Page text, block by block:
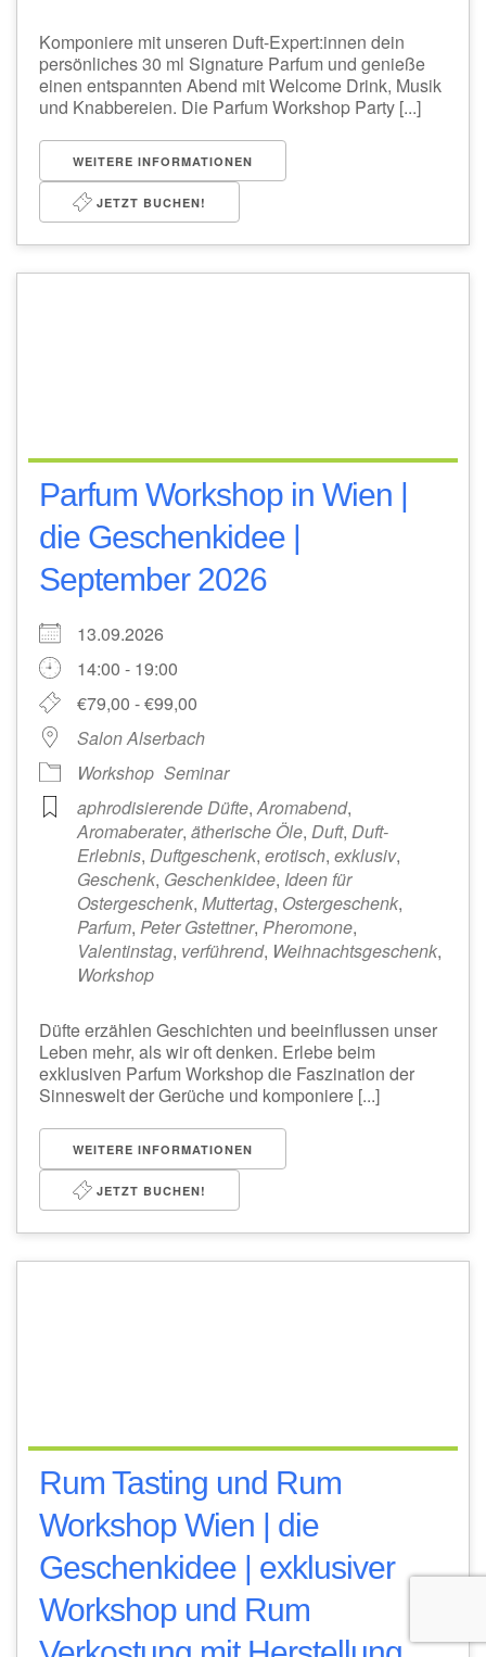
Komponiere mit unseren Duft-Expert:innen dein
persönliches 30 ml Signature Parfum und genieße
einen entspannten Abend mit Welcome Drink, Musik
und Knabbereien. Die Parfum Workshop Party [...]
WEITERE INFORMATIONEN
JETZT BUCHEN!
Parfum Workshop in Wien |
die Geschenkidee |
September 2026
13.09.2026
14:00 - 19:00
€79,00 - €99,00
Salon Alserbach
Workshop Seminar
aphrodisierende Düfte,Aromabend,
Aromaberater, ätherische Öle, Duft, Duft-
Erlebnis, Duftgeschenk, erotisch, exklusiv,
Geschenk, Geschenkidee, Ideen für
Ostergeschenk, Muttertag, Ostergeschenk,
Parfum, Peter Gstettner, Pheromone,
Valentinstag, verführend, Weihnachtsgeschenk,
Workshop
Düfte erzählen Geschichten und beeinflussen unser
Leben mehr, als wir oft denken. Erlebe beim
exklusiven Parfum Workshop die Faszination der
Sinneswelt der Gerüche und komponiere [...]
WEITERE INFORMATIONEN
JETZT BUCHEN!
Rum Tasting und Rum
Workshop Wien | die
Geschenkidee | exklusiver
Workshop und Rum